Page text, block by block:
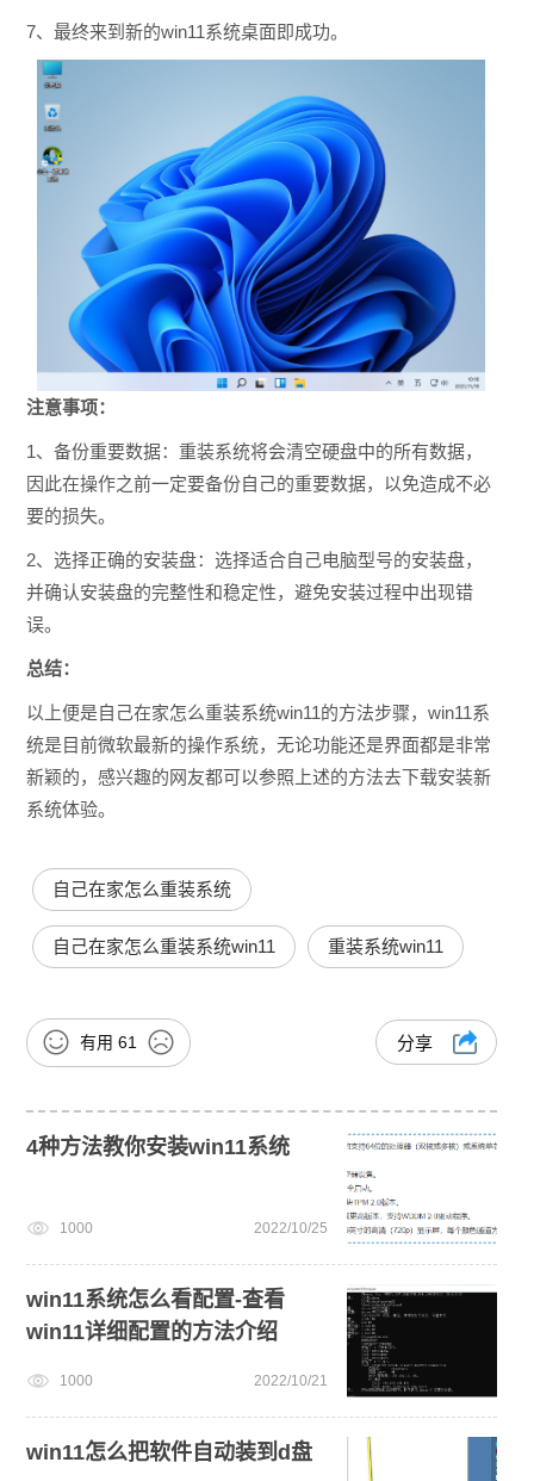
7、最终来到新的win11系统桌面即成功。
注意事项：
1、备份重要数据：重装系统将会清空硬盘中的所有数据，
因此在操作之前一定要备份自己的重要数据，以免造成不必
要的损失。
2、选择正确的安装盘：选择适合自己电脑型号的安装盘，
并确认安装盘的完整性和稳定性，避免安装过程中出现错
误。
总结：
以上便是自己在家怎么重装系统win11的方法步骤，win11系
统是目前微软最新的操作系统，无论功能还是界面都是非常
新颖的，感兴趣的网友都可以参照上述的方法去下载安装新
系统体验。
自己在家怎么重装系统
自己在家怎么重装系统win11 重装系统win11
有用 61 分享
4种方法教你安装win11系统
1000 2022/10/25
win11系统怎么看配置-查看
win11详细配置的方法介绍
1000 2022/10/21
win11怎么把软件自动装到d盘